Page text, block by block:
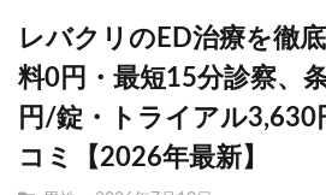
レバクリのED治療を徹
料0円・最短15分診察、
円/錠・トライアル3,630
コミ【2026年最新】